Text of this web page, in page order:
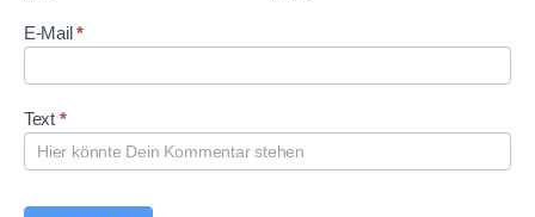
n
t
e
e
E-Mail*
Text *